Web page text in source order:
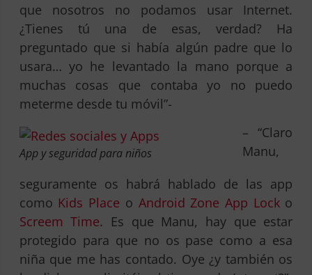
que nosotros no podamos usar Internet.
¿Tienes tú una de esas, verdad? Ha
preguntado que si había algún padre que lo
usara… yo he levantado la mano porque a
muchas cosas que contaba yo no puedo
meterme desde tu móvil”-
App y seguridad para niños
– “Claro
Manu,
seguramente os habrá hablado de las app
como Kids Place o Android Zone App Locko
Screem Time. Es que Manu, hay que estar
protegido para que no os pase como a esa
niña que me has contado. Oye ¿y también os